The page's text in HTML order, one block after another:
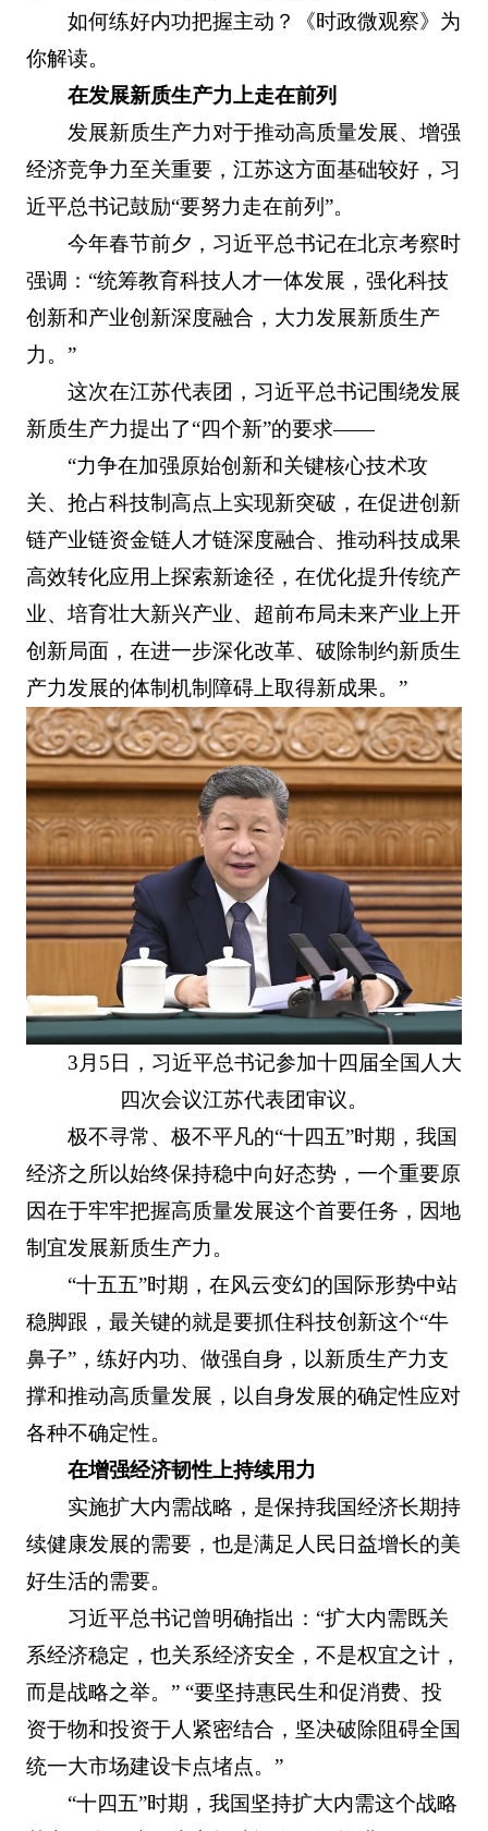
如何练好内功把握主动？《时政微观察》为
你解读。
在发展新质生产力上走在前列
发展新质生产力对于推动高质量发展、增强
经济竞争力至关重要，江苏这方面基础较好，习
近平总书记鼓励“要努力走在前列”。
今年春节前夕，习近平总书记在北京考察时
强调：“统筹教育科技人才一体发展，强化科技
创新和产业创新深度融合，大力发展新质生产
力。”
这次在江苏代表团，习近平总书记围绕发展
新质生产力提出了“四个新”的要求——
“力争在加强原始创新和关键核心技术攻
关、抢占科技制高点上实现新突破，在促进创新
链产业链资金链人才链深度融合、推动科技成果
高效转化应用上探索新途径，在优化提升传统产
业、培育壮大新兴产业、超前布局未来产业上开
创新局面，在进一步深化改革、破除制约新质生
产力发展的体制机制障碍上取得新成果。”
3月5日，习近平总书记参加十四届全国人大
四次会议江苏代表团审议。
极不寻常、极不平凡的“十四五”时期，我国
经济之所以始终保持稳中向好态势，一个重要原
因在于牢牢把握高质量发展这个首要任务，因地
制宜发展新质生产力。
“十五五”时期，在风云变幻的国际形势中站
稳脚跟，最关键的就是要抓住科技创新这个“牛
鼻子”，练好内功、做强自身，以新质生产力支
撑和推动高质量发展，以自身发展的确定性应对
各种不确定性。
在增强经济韧性上持续用力
实施扩大内需战略，是保持我国经济长期持
续健康发展的需要，也是满足人民日益增长的美
好生活的需要。
习近平总书记曾明确指出：“扩大内需既关
系经济稳定，也关系经济安全，不是权宜之计，
而是战略之举。” “要坚持惠民生和促消费、投
资于物和投资于人紧密结合，坚决破除阻碍全国
统一大市场建设卡点堵点。”
“十四五”时期，我国坚持扩大内需这个战略